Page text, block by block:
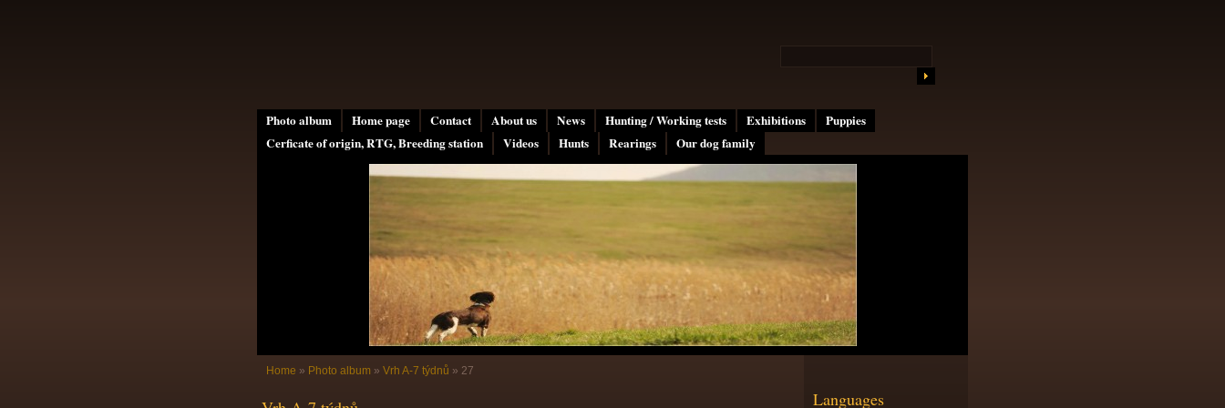
Photo album Home page Contact About us News Hunting / Working tests Exhibitions
Puppies
Cerficate of origin, RTG, Breeding station
Videos Hunts Rearings Our dog family
Home » Photo album » Vrh A-7 týdnů » 27
Languages